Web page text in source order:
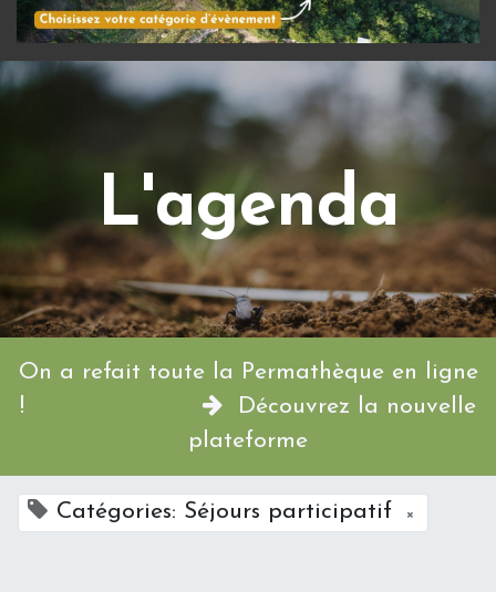
L'agenda
On a refait toute la Permathèque en ligne
!
Découvrez la nouvelle
plateforme
Catégories: Séjours participatif ×